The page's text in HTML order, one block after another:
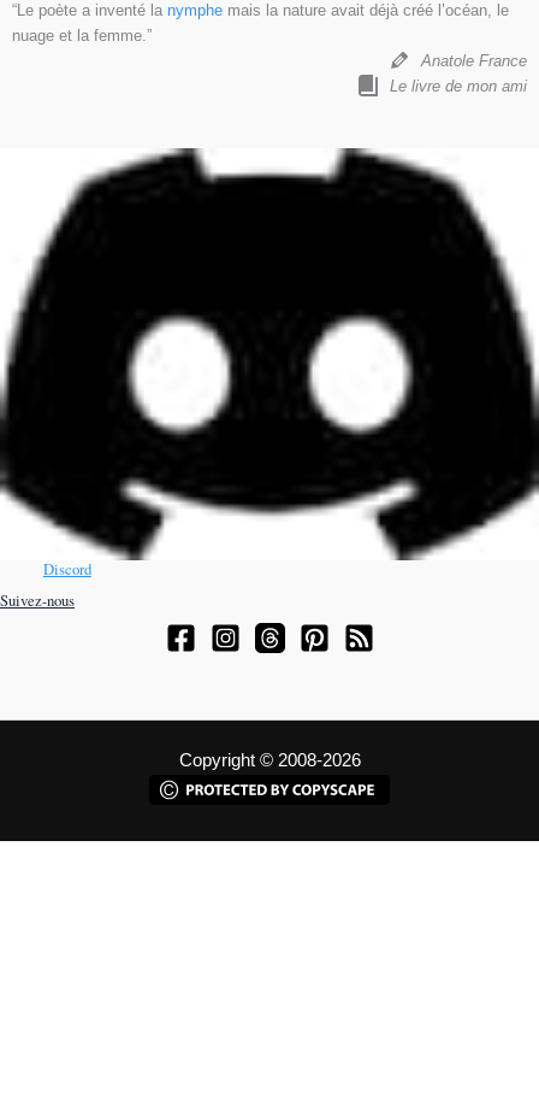
“Le poète a inventé la nymphe mais la nature avait déjà créé l’océan, le
nuage et la femme.”
Anatole France
Le livre de mon ami
Discord
Suivez-nous
Copyright © 2008-2026